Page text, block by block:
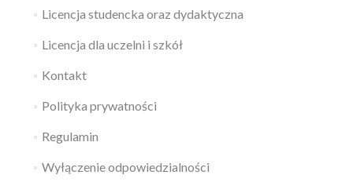
Licencja studencka oraz dydaktyczna
Licencja dla uczelni i szkół
Kontakt
Polityka prywatności
Regulamin
Wyłączenie odpowiedzialności